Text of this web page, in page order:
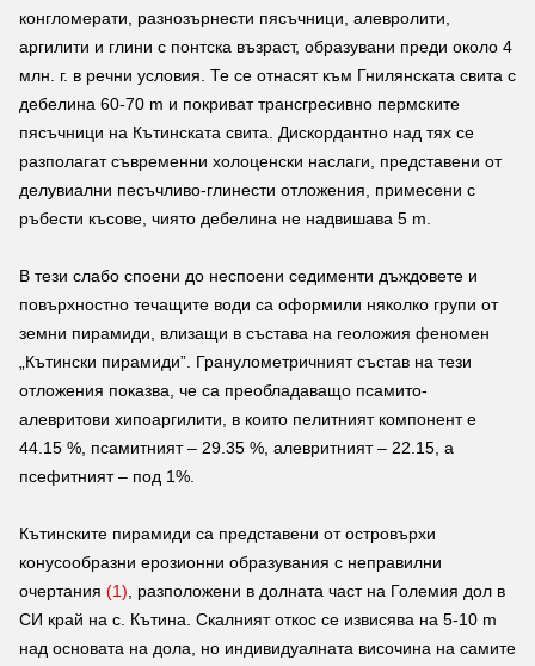
конгломерати, разнозърнести пясъчници, алевролити,
аргилити и глини с понтска възраст, образувани преди около 4
млн. г. в речни условия. Те се отнасят към Гнилянската свита с
дебелина 60-70 m и покриват трансгресивно пермските
пясъчници на Кътинската свита. Дискордантно над тях се
разполагат съвременни холоценски наслаги, представени от
делувиални песъчливо-глинести отложения, примесени с
ръбести късове, чиято дебелина не надвишава 5 m.
В тези слабо споени до неспоени седименти дъждовете и
повърхностно течащите води са оформили няколко групи от
земни пирамиди, влизащи в състава на геоложия феномен
„Кътински пирамиди”. Гранулометричният състав на тези
отложения показва, че са преобладаващо псамито-
алевритови хипоаргилити, в които пелитният компонент е
44.15 %, псамитният – 29.35 %, алевритният – 22.15, а
псефитният – под 1%.
Кътинските пирамиди са представени от островърхи
конусообразни ерозионни образувания с неправилни
очертания (1) , разположени в долната част на Големия дол в
СИ край на с. Кътина. Скалният откос се извисява на 5-10 m
над основата на дола, но индивидуалната височина на самите